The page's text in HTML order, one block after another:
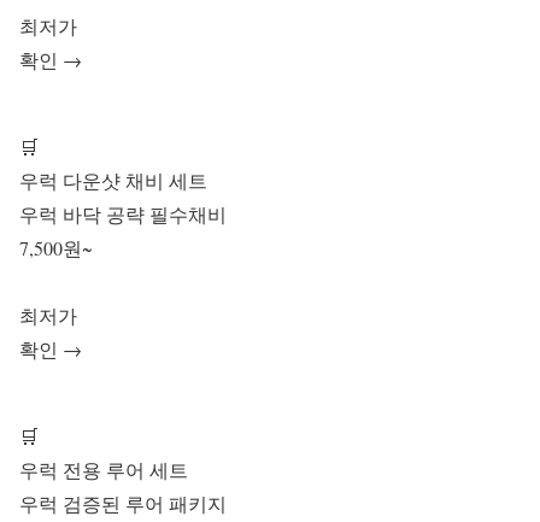
최저가
확인 →
🛒
우럭 다운샷 채비 세트
우럭 바닥 공략 필수채비
7,500원~
최저가
확인 →
🛒
우럭 전용 루어 세트
우럭 검증된 루어 패키지